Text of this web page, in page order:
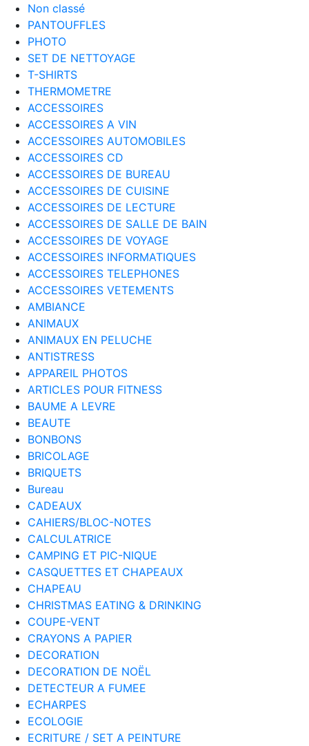
Non classé
PANTOUFFLES
PHOTO
SET DE NETTOYAGE
T-SHIRTS
THERMOMETRE
ACCESSOIRES
ACCESSOIRES A VIN
ACCESSOIRES AUTOMOBILES
ACCESSOIRES CD
ACCESSOIRES DE BUREAU
ACCESSOIRES DE CUISINE
ACCESSOIRES DE LECTURE
ACCESSOIRES DE SALLE DE BAIN
ACCESSOIRES DE VOYAGE
ACCESSOIRES INFORMATIQUES
ACCESSOIRES TELEPHONES
ACCESSOIRES VETEMENTS
AMBIANCE
ANIMAUX
ANIMAUX EN PELUCHE
ANTISTRESS
APPAREIL PHOTOS
ARTICLES POUR FITNESS
BAUME A LEVRE
BEAUTE
BONBONS
BRICOLAGE
BRIQUETS
Bureau
CADEAUX
CAHIERS/BLOC-NOTES
CALCULATRICE
CAMPING ET PIC-NIQUE
CASQUETTES ET CHAPEAUX
CHAPEAU
CHRISTMAS EATING & DRINKING
COUPE-VENT
CRAYONS A PAPIER
DECORATION
DECORATION DE NOËL
DETECTEUR A FUMEE
ECHARPES
ECOLOGIE
ECRITURE / SET A PEINTURE